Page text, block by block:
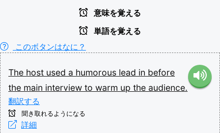
意味を覚える
単語を覚える
このボタンはなに？
The host used a humorous lead in before
the main interview to warm up the audience.
翻訳する
聞き取れるようになる
詳細